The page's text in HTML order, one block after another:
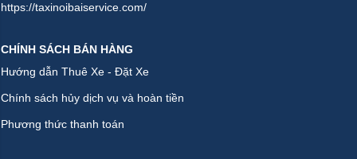
https://taxinoibaiservice.com/
CHÍNH SÁCH BÁN HÀNG
Hướng dẫn Thuê Xe - Đặt Xe
Chính sách hủy dịch vụ và hoàn tiền
Phương thức thanh toán